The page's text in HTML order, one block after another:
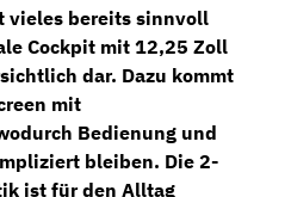
vieles bereits sinnvoll
Cockpit mit 12,25 Zoll
dar. Dazu kommt
mit
Bedienung und
bleiben. Die 2-
ist für den Alltag